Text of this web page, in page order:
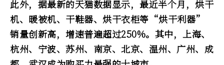
此外，据最新的天猫数据显示，最近半个月，烘干
机、暖被机、干鞋器、烘干衣柜等“烘干利器”
销量创新高，增速普遍超过250%。其中，上海、
杭州、宁波、苏州、南京、北京、温州、广州、成